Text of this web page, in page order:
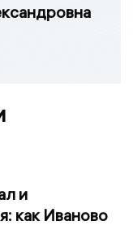
и
как Иваново